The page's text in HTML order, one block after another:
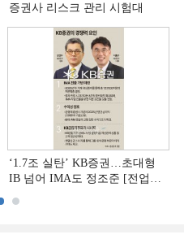
증권사 리스크 관리 시험대
‘1.7조 실탄’ KB증권…초대형
IB 넘어 IMA도 정조준 [전업계